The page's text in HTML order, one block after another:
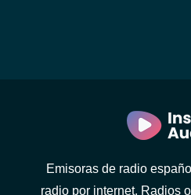
Emisoras de radio
radio por internet. Radios